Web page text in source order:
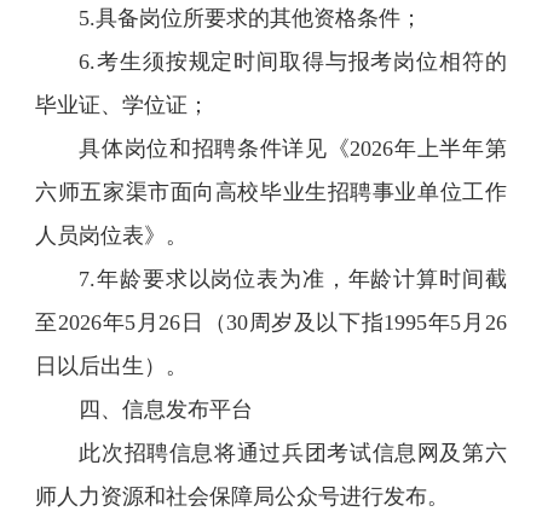
5.具备岗位所要求的其他资格条件；
6.考生须按规定时间取得与报考岗位相符的
毕业证、学位证；
具体岗位和招聘条件详见《2026年上半年第
六师五家渠市面向高校毕业生招聘事业单位工作
人员岗位表》。
7.年龄要求以岗位表为准，年龄计算时间截
至2026年5月26日（30周岁及以下指1995年5月26
日以后出生）。
四、信息发布平台
此次招聘信息将通过兵团考试信息网及第六
师人力资源和社会保障局公众号进行发布。